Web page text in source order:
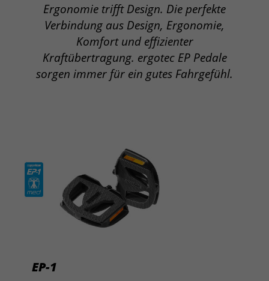
Ergonomie trifft Design. Die perfekte
Verbindung aus Design, Ergonomie,
Komfort und effizienter
Kraftübertragung. ergotec EP Pedale
sorgen immer für ein gutes Fahrgefühl.
EP-1